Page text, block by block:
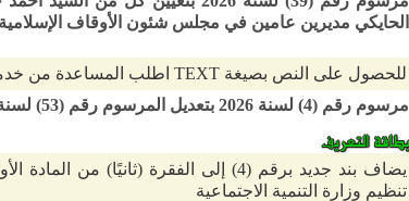
الحايكي مديرين عامين في مجلس شئون الأوقاف الإسلامية
للحصول على النص بصيغة TEXT اطلب المساعدة من خدمة العملاء
مرسوم رقم (4) لسنة 2026 بتعديل المرسوم رقم (53) لسنة 2022 بإعادة تنظيم وزارة التنمية الاجتماعية
تنظيم وزارة التنمية الاجتماعية